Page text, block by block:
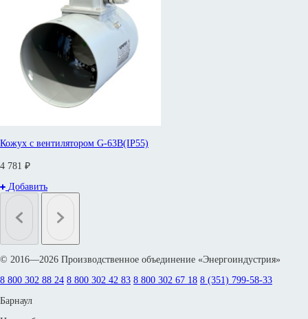
Кожух с вентилятором G-63B(IP55)
4 781 ₽
Добавить
© 2016—2026 Производственное объединение «Энергоиндустрия»
8 800 302 88 24 8 800 302 42 83 8 800 302 67 18 8 (351) 799-58-33
Барнаул